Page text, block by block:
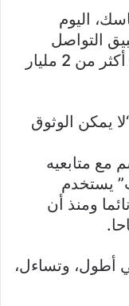
اليوم
التواصل
الفوري “واتساب” الذي يستخدمه أكثر من 2 مليار
يمكن الوثوق
مع متابعيه
يستخدم
ومنذ أن
أطول، وتساءل،